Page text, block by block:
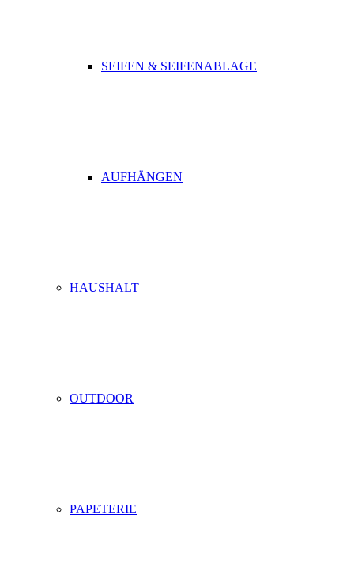
SEIFEN & SEIFENABLAGE
AUFHÄNGEN
HAUSHALT
OUTDOOR
PAPETERIE